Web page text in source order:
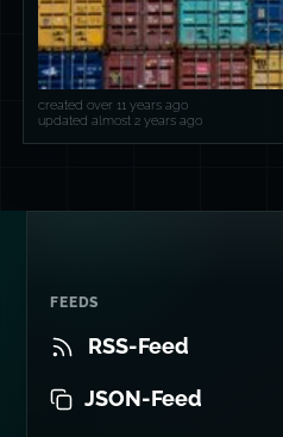
created over 11 years ago
updated almost 2 years ago
FEEDS
RSS-Feed
JSON-Feed